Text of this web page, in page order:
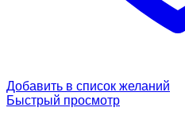
Добавить в список желаний
Быстрый просмотр